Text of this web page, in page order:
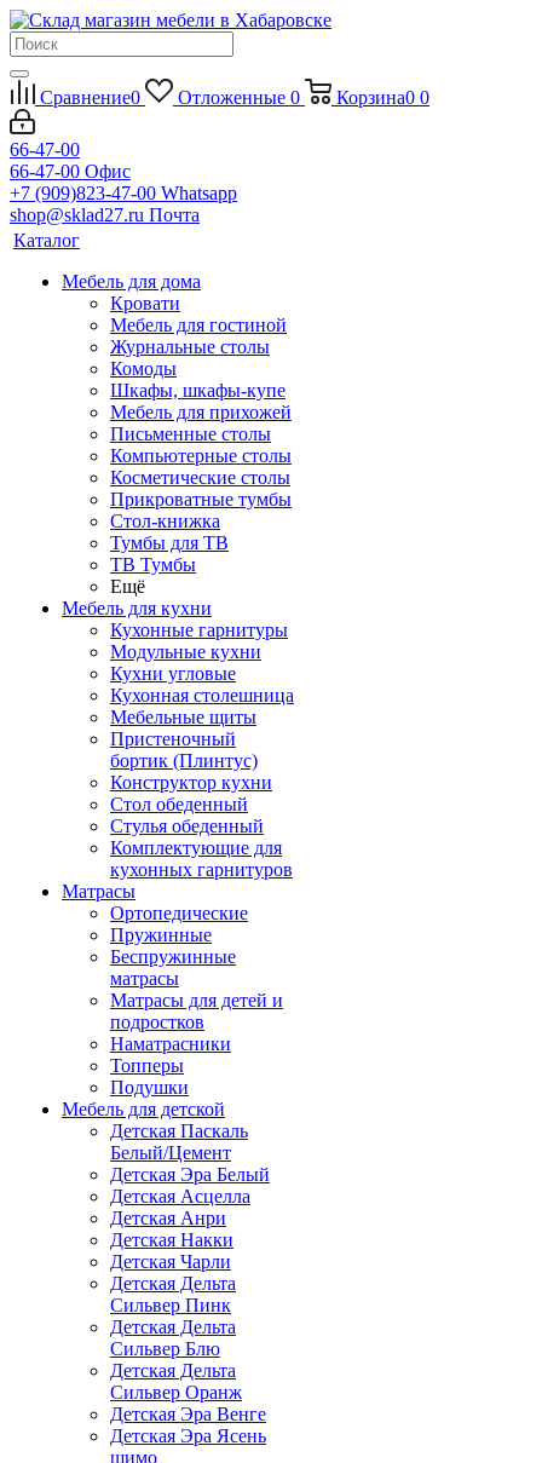
Сравнение0 Отложенные 0 Корзина0 0
66-47-00
66-47-00 Офис
+7 (909)823-47-00 Whatsapp
shop@sklad27.ru Почта
Каталог
Мебель для дома
Кровати
Мебель для гостиной
Журнальные столы
Комоды
Шкафы, шкафы-купе
Мебель для прихожей
Письменные столы
Компьютерные столы
Косметические столы
Прикроватные тумбы
Стол-книжка
Тумбы для ТВ
ТВ Тумбы
Ещё
Мебель для кухни
Кухонные гарнитуры
Модульные кухни
Кухни угловые
Кухонная столешница
Мебельные щиты
Пристеночный
бортик (Плинтус)
Конструктор кухни
Стол обеденный
Стулья обеденный
Комплектующие для
кухонных гарнитуров
Матраcы
Ортопедические
Пружинные
Беспружинные
матрасы
Матрасы для детей и
подростков
Наматрасники
Топперы
Подушки
Мебель для детской
Детская Паскаль
Белый/Цемент
Детская Эра Белый
Детская Асцелла
Детская Анри
Детская Накки
Детская Чарли
Детская Дельта
Сильвер Пинк
Детская Дельта
Сильвер Блю
Детская Дельта
Сильвер Оранж
Детская Эра Венге
Детская Эра Ясень
шимо